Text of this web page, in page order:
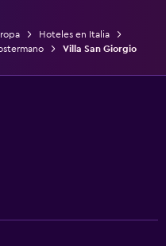
Hoteles en Italia
Villa San Giorgio